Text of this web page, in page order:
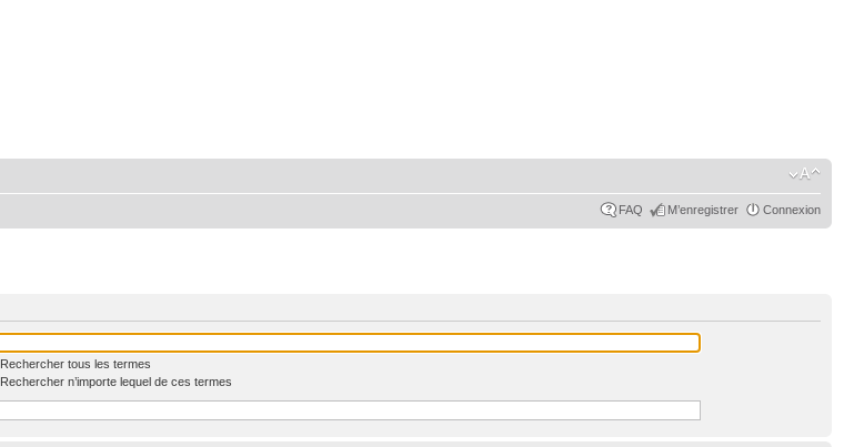
FAQ M’enregistrer Connexion
Rechercher tous les termes
Rechercher n’importe lequel de ces termes